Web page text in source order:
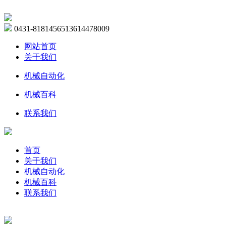
0431-8181456513614478009
网站首页
关于我们
机械自动化
机械百科
联系我们
首页
关于我们
机械自动化
机械百科
联系我们